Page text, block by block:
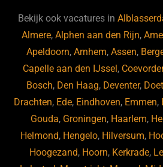
b
o
o
k
d
s
a
m
ky dI
n
Bekijk ook vacatures in
Almere,Alphen aan den Rijn,
Apeldoorn,Arnhem,Assen,
Capelle aan den IJssel,
Bosch, Den Haag, Deventer,
Drachten, Ede, Eindhoven, Emmen,
Gouda, Groningen, Haarlem,
Helmond, Hengelo, Hilversum,
Hoogezand, Hoorn, Kerkrade,